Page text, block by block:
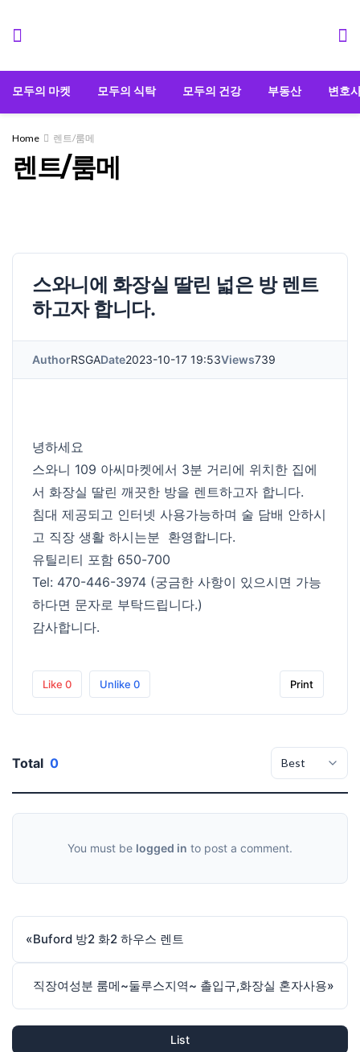
모두의 마켓 모두의 식탁 모두의 건강 부동산 변호
Home 렌트/룸메
렌트/룸메
스와니에 화장실 딸린 넓은 방 렌트
하고자 합니다.
AuthorRSGADate2023-10-17 19:53Views739
녕하세요
스와니 109 아씨마켓에서 3분 거리에 위치한 집에
서 화장실 딸린 깨끗한 방을 렌트하고자 합니다.
침대 제공되고 인터넷 사용가능하며 술 담배 안하시
고 직장 생활 하시는분 환영합니다.
유틸리티 포함 650-700
Tel: 470-446-3974 (궁금한 사항이 있으시면 가능
하다면 문자로 부탁드립니다.)
감사합니다.
Like 0 Unlike 0 Print
Total 0
You must be logged in to post a comment.
«Buford 방2 화2 하우스 렌트
직장여성분 룸메~둘루스지역~ 촐입구,화장실 혼자사용»
List